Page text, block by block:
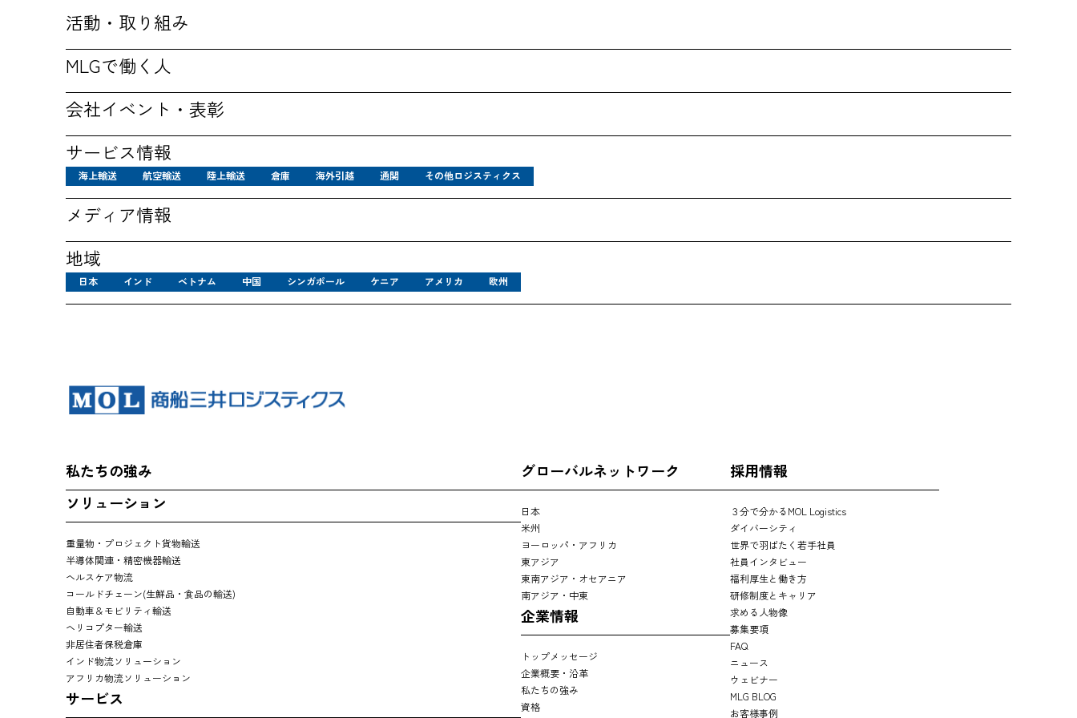
活動・取り組み
MLGで働く人
会社イベント・表彰
サービス情報
海上輸送 航空輸送 陸上輸送 倉庫 海外引越 通関 その他ロジスティクス
メディア情報
地域
日本 インド ベトナム 中国 シンガポール ケニア アメリカ 欧州
私たちの強み
ソリューション
重量物・プロジェクト貨物輸送
半導体関連・精密機器輸送
ヘルスケア物流
コールドチェーン(生鮮品・食品の輸送)
自動車＆モビリティ輸送
ヘリコプター輸送
非居住者保税倉庫
インド物流ソリューション
アフリカ物流ソリューション
サービス
グローバルネットワーク
日本
米州
ヨーロッパ・アフリカ
東アジア
東南アジア・オセアニア
南アジア・中東
企業情報
トップメッセージ
企業概要・沿革
私たちの強み
資格
採用情報
３分で分かるMOL Logistics
ダイバーシティ
世界で羽ばたく若手社員
社員インタビュー
福利厚生と働き方
研修制度とキャリア
求める人物像
募集要項
FAQ
ニュース
ウェビナー
MLG BLOG
お客様事例